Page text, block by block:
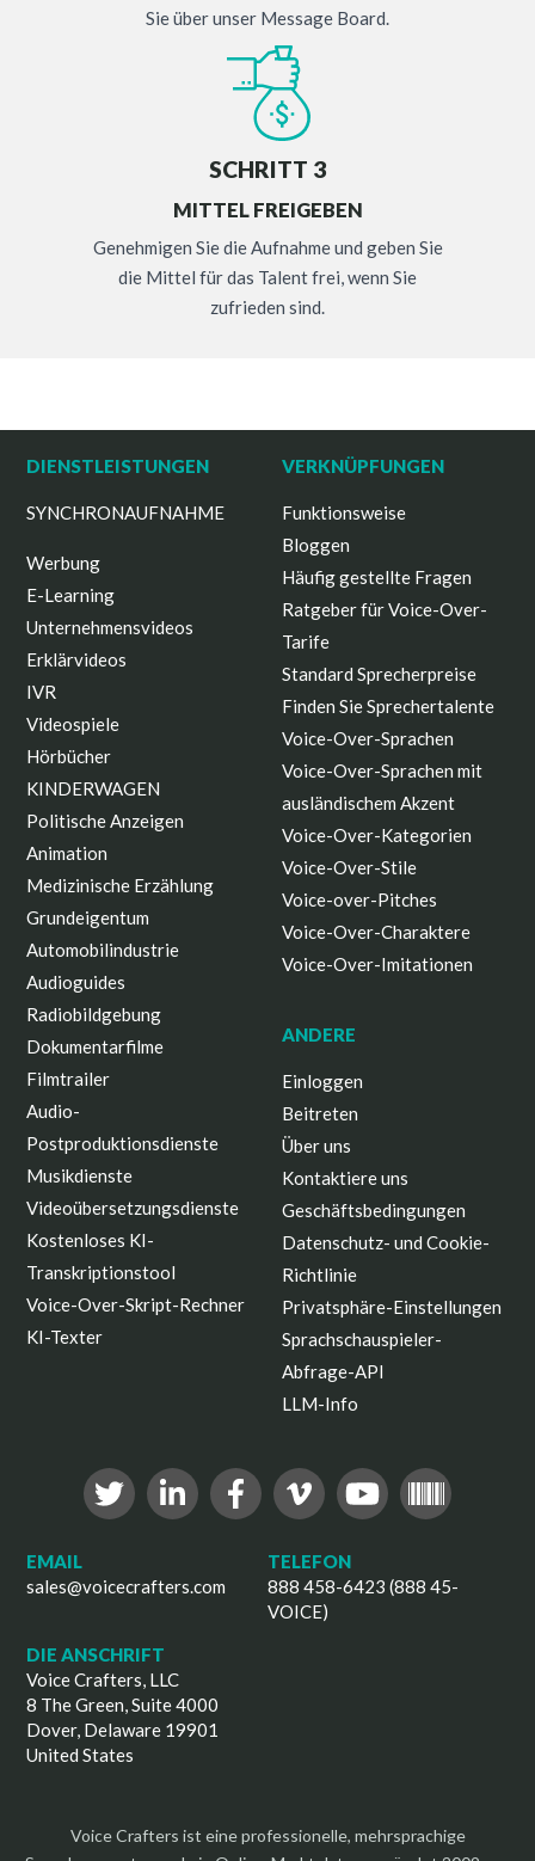
Sie über unser Message Board.
SCHRITT 3
MITTEL FREIGEBEN
Genehmigen Sie die Aufnahme und geben Sie
die Mittel für das Talent frei, wenn Sie
zufrieden sind.
DIENSTLEISTUNGEN
SYNCHRONAUFNAHME
Werbung
E-Learning
Unternehmensvideos
Erklärvideos
IVR
Videospiele
Hörbücher
KINDERWAGEN
Politische Anzeigen
Animation
Medizinische Erzählung
Grundeigentum
Automobilindustrie
Audioguides
Radiobildgebung
Dokumentarfilme
Filmtrailer
Audio-
Postproduktionsdienste
Musikdienste
Videoübersetzungsdienste
Kostenloses KI-
Transkriptionstool
Voice-Over-Skript-Rechner
KI-Texter
VERKNÜPFUNGEN
Funktionsweise
Bloggen
Häufig gestellte Fragen
Ratgeber für Voice-Over-
Tarife
Standard Sprecherpreise
Finden Sie Sprechertalente
Voice-Over-Sprachen
Voice-Over-Sprachen mit
ausländischem Akzent
Voice-Over-Kategorien
Voice-Over-Stile
Voice-over-Pitches
Voice-Over-Charaktere
Voice-Over-Imitationen
ANDERE
Einloggen
Beitreten
Über uns
Kontaktiere uns
Geschäftsbedingungen
Datenschutz- und Cookie-
Richtlinie
Privatsphäre-Einstellungen
Sprachschauspieler-
Abfrage-API
LLM-Info
EMAIL
sales@voicecrafters.com
TELEFON
888 458-6423 (888 45-
VOICE)
DIE ANSCHRIFT
Voice Crafters, LLC
8 The Green, Suite 4000
Dover, Delaware 19901
United States
Voice Crafters ist eine professionelle, mehrsprachige